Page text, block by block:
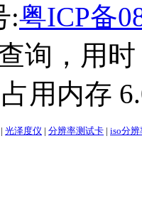
:粤ICP备
询，用
用内存
| 光泽度仪 | 分辨率测试卡 | iso分